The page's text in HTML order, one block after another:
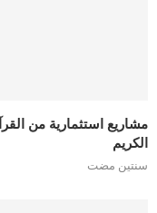
مشاريع استثمارية من
الكريم
سنتين مضت